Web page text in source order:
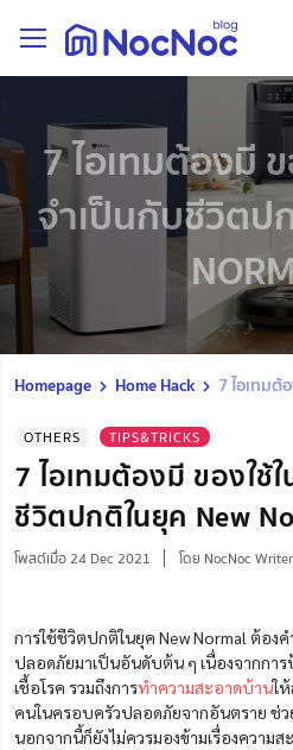
7 ไอเทมต้องมี
จำเป็นกับชีวิตป
Homepage Home Hack 7 ไอเทม
OTHERS TIPS&TRICKS
7 ไอเทมต้องมี ของใช้
ชีวิตปกติในยุค New
โพสต์เมื่อ 24 Dec 2021 โดย NocNoc Writer
การใช้ชีวิตปกติในยุค New Normal ต้อง
ปลอดภัยมาเป็นอันดับต้น ๆ เนื่องจากการ
เชื้อโรค รวมถึงการทำความสะอาดบ้านใ
คนในครอบครัวปลอดภัยจากอันตราย ช่ว
นอกจากนี้ก็ยังไม่ควรมองข้ามเรื่องความ